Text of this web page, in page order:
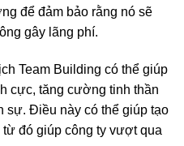
để đảm bảo rằng nó sẽ
gây lãng phí.
Team Building có thể giúp
cực, tăng cường tinh thần
sự. Điều này có thể giúp tạo
đó giúp công ty vượt qua